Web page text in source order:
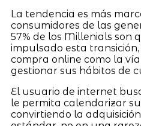
La tendencia es más
consumidores de las
57% de los Millenials son
impulsado esta
compra online como la
gestionar sus hábitos de
El usuario de internet
le permita calendarizar
convirtiendo la